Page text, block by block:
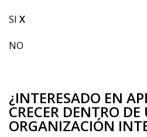
SI X
NO
¿INTERESADO EN
CRECER DENTRO
ORGANIZACIÓN